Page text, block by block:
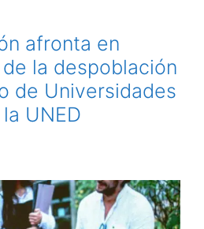
afronta en
la despoblación
de Universidades
UNED